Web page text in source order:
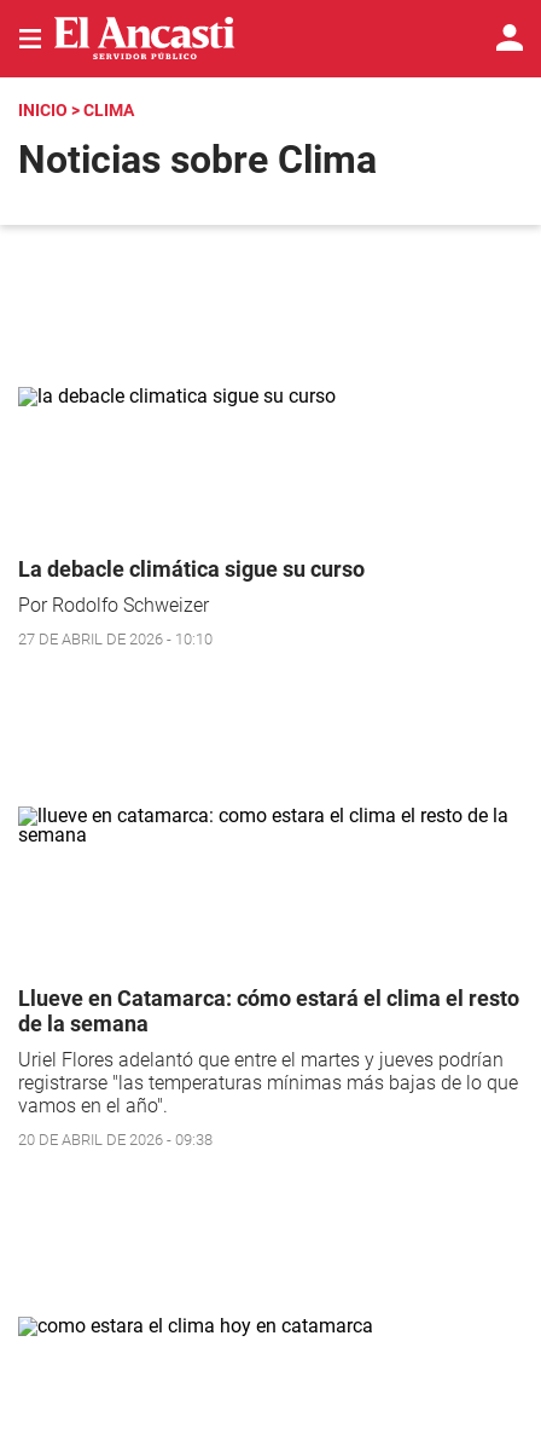
INICIO > CLIMA
Noticias sobre Clima
La debacle climática sigue su curso
Por Rodolfo Schweizer
27 DE ABRIL DE 2026 - 10:10
Llueve en Catamarca: cómo estará el clima el resto
de la semana
Uriel Flores adelantó que entre el martes y jueves podrían
registrarse "las temperaturas mínimas más bajas de lo que
vamos en el año".
20 DE ABRIL DE 2026 - 09:38